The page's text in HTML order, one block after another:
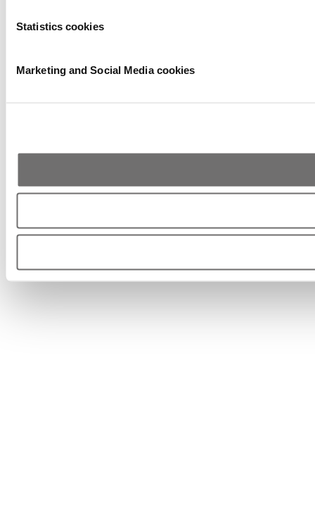
Statistics cookies
Marketing and Social Media cookies